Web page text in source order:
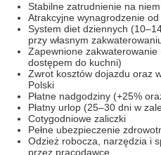
Stabilne zatrudnienie na
Atrakcyjne wynagrodzenie
System diet dziennych
przy własnym
Zapewnione
dostępem do kuchni)
Zwrot kosztów dojazdu oraz
Polski
Płatne nadgodziny (+25%
Płatny urlop (25–30 dni w
Cotygodniowe zaliczki
Pełne ubezpieczenie
Odzież robocza, narzędzia i
przez pracodawcę